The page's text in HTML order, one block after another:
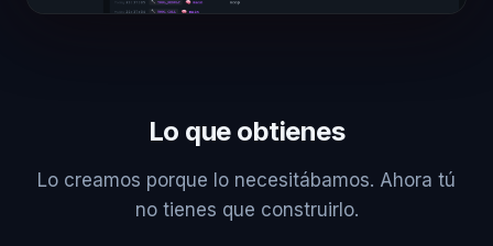
Lo que obtienes
Lo creamos porque lo necesitábamos. Ahora tú
no tienes que construirlo.